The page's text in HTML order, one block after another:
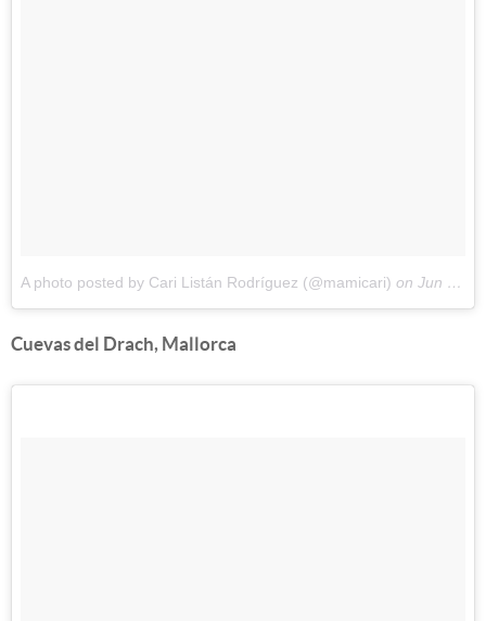
A photo posted by Cari Listán Rodríguez (@mamicari) on Jun 1, 2014 at 12:29pm PDT
Cuevas del Drach, Mallorca